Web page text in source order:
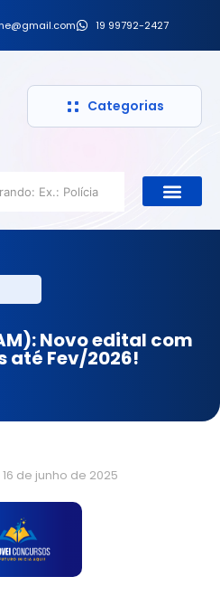
19 99792-2427
Categorias
Novo edital com
até Fev/2026!
16 de junho de 2025